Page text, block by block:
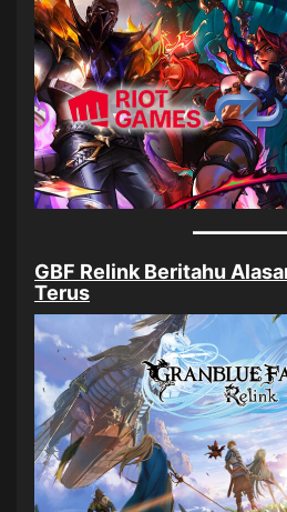
GBF Relink Beritahu
Terus